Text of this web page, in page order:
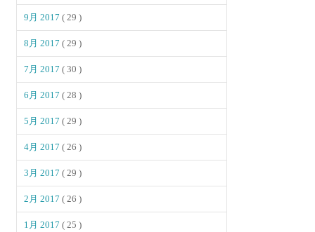
9月 2017( 29 )
8月 2017( 29 )
7月 2017( 30 )
6月 2017( 28 )
5月 2017( 29 )
4月 2017( 26 )
3月 2017( 29 )
2月 2017( 26 )
1月 2017( 25 )